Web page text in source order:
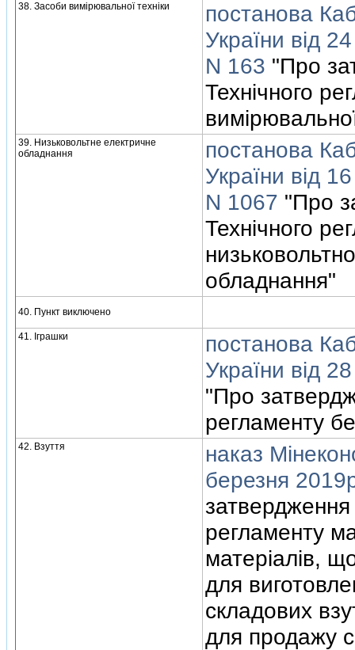
38. Засоби вимiрювальної технiки
постанова
України вiд
N 163 "Про
Технiчного
39. Низьковольтне електричне
обладнання
постанова
України вiд
N 1067 "Про
Технiчного
обладнання"
40. Пункт виключено
41. Iграшки
постанова
України вiд
"Про
регламенту
42. Взуття
наказ
березня
затвердження
регламенту
матерiалiв,
для
складових
для продажу